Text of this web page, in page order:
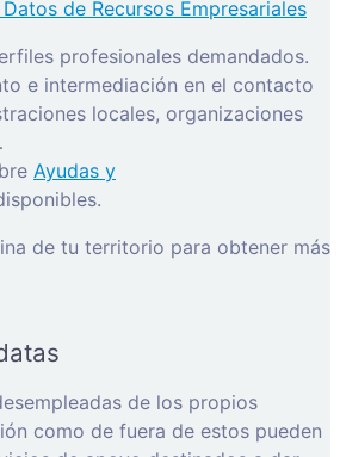
de Recursos Empresariales
profesionales demandados.
e intermediación en el contacto
locales, organizaciones
Ayudas y
de tu territorio para obtener más
de los propios
como de fuera de estos pueden